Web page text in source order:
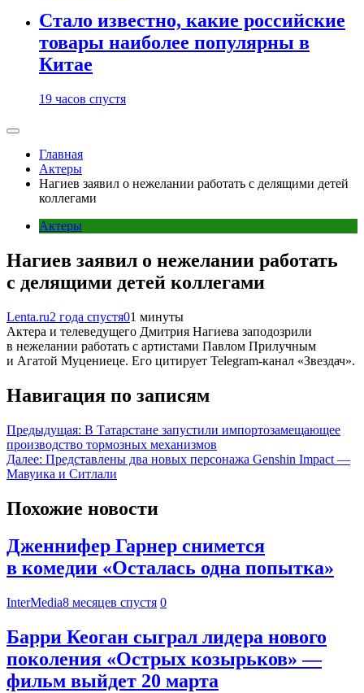
Стало известно, какие российские
товары наиболее популярны в
Китае
19 часов спустя
Главная
Актеры
Нагиев заявил о нежелании работать с делящими детей
коллегами
Актеры
Нагиев заявил о нежелании работать
с делящими детей коллегами
Lenta.ru2 года спустя01 минуты
Актера и телеведущего Дмитрия Нагиева заподозрили
в нежелании работать с артистами Павлом Прилучным
и Агатой Муцениеце. Его цитирует Telegram-канал «Звездач».
Навигация по записям
Предыдущая: В Татарстане запустили импортозамещающее
производство тормозных механизмов
Далее: Представлены два новых персонажа Genshin Impact —
Мавуика и Ситлали
Похожие новости
Дженнифер Гарнер снимется
в комедии «Осталась одна попытка»
InterMedia8 месяцев спустя 0
Барри Кеоган сыграл лидера нового
поколения «Острых козырьков» —
фильм выйдет 20 марта